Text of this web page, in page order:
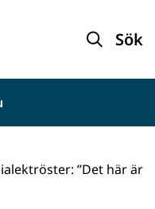
Sök
”Det här är